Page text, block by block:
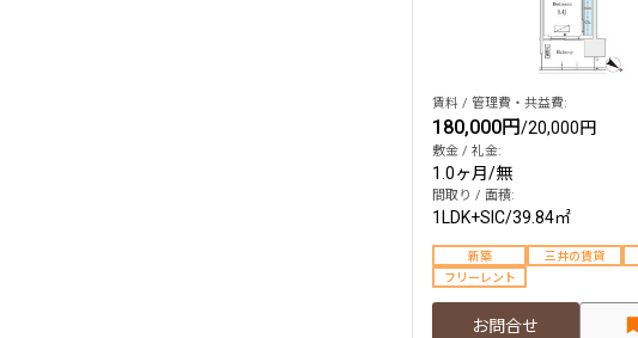
賃料 / 管理費・共益費:
180,000円/20,000円
敷金 / 礼金:
1.0ヶ月/無
間取り / 面積:
1LDK+SIC/39.84㎡
新築 三井の賃貸
フリーレント
お問合せ